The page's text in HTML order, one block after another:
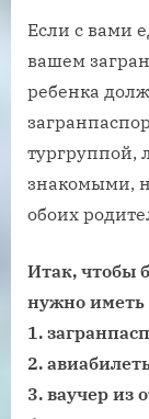
Если с вами
вашем
ребенка
тургруппой,
знакомыми,
обоих
Итак, чтобы
нужно иметь
1.
2.
3. ваучер из